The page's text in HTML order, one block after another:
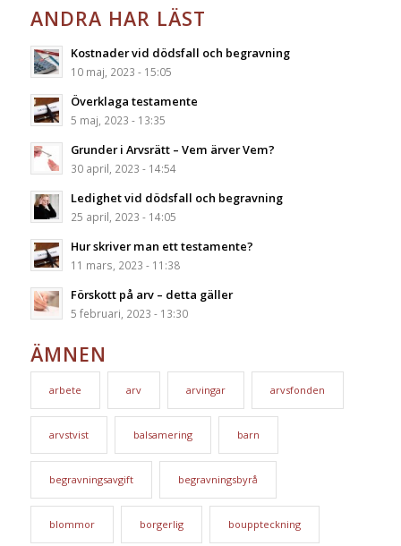
ANDRA HAR LÄST
Kostnader vid dödsfall och begravning
10 maj, 2023 - 15:05
Överklaga testamente
5 maj, 2023 - 13:35
Grunder i Arvsrätt – Vem ärver Vem?
30 april, 2023 - 14:54
Ledighet vid dödsfall och begravning
25 april, 2023 - 14:05
Hur skriver man ett testamente?
11 mars, 2023 - 11:38
Förskott på arv – detta gäller
5 februari, 2023 - 13:30
ÄMNEN
arbete arv arvingar arvsfonden
arvstvist balsamering barn
begravningsavgift begravningsbyrå
blommor borgerlig bouppteckning